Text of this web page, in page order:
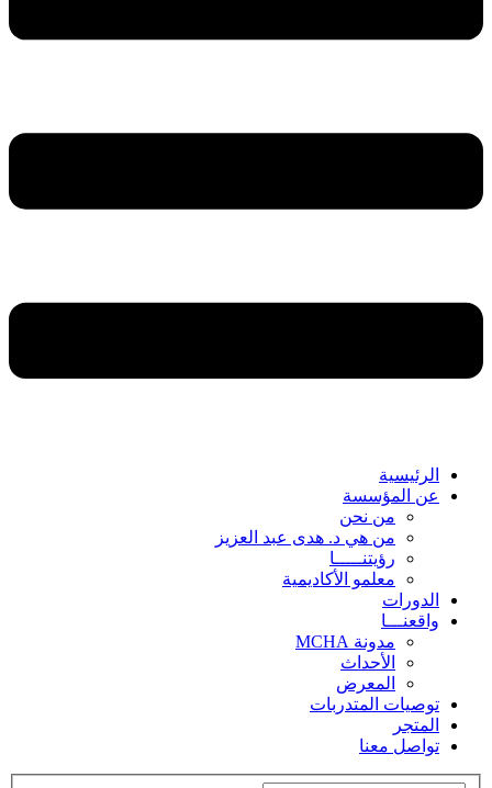
الرئيسية
عن المؤسسة
من نحن
من هي د. هدى عبد العزيز
رؤيتنـــــا
معلمو الأكاديمية
الدورات
واقعنـــا
مدونة MCHA
الأحداث
المعرض
توصيات المتدربات
المتجر
تواصل معنا